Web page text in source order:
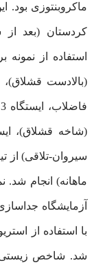
ماکروبنتوزی بود.
کردستان (بعد از
آزمایشگاه
با استفاده از
شد. شاخص زیستی